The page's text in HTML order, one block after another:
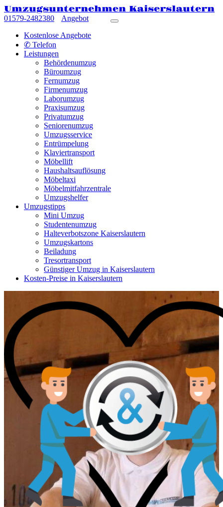
Umzugsunternehmen Kaiserslautern
01579-2482380
Angebot
Kostenlose Angebote
✆ Telefon
Leistungen
Behördenumzug
Büroumzug
Fernumzug
Firmenumzug
Laborumzug
Praxisumzug
Privatumzug
Seniorenumzug
Umzugsservice
Entrümpelung
Klaviertransport
Möbellift
Haushaltsauflösung
Möbeltaxi
Möbelmitfahrzentrale
Umzugshelfer
Umzugstipps
Mini Umzug
Studentenumzug
Halteverbotszone Kaiserslautern
Umzugskartons
Beiladung
Tresortransport
Günstiger Umzug in Kaiserslautern
Kosten-Preise in Kaiserslautern